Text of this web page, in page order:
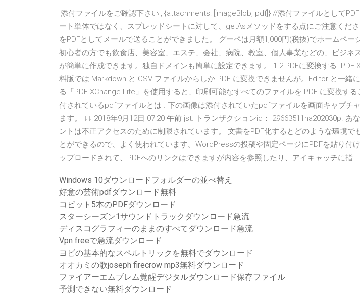
'添付ファイルをご確認下さい', {attachments: [imageBlob, pdf]} //添付ファイルとして
ート単体ではなく、スプレッドシートに対して、getAsメソッドをする点にご注意くだ
をPDFとしてメールで送ることができました。 グーペは月額1,000円(税抜)でホームペー
初心者の方でも飲食店、美容室、エステ、会社、病院、教室、個人事業などの、ビジネ
が簡単に作成できます。独自ドメインも簡単に設定できます。 1-2.PDFに変換する. PDF-
料版では Markdown と CSV ファイルからしか PDF に変換できませんが。Editor と一緒
る「PDF-XChange Lite」を使用すると、印刷可能なすべてのファイルを PDF に変換す
付されているpdfファイルとは . 下の画像は添付されていたpdfファイルを画面キャプチ
ます。 ↓↓ 2018年9月12日 07:20 午前 jst. トランザクションid： 29663511ha202030p. あ
ントは不正アクセスのために制限されています。 文書をPDF化するとどのような環境で
とができるので、よく使われています。WordPressの投稿や固定ページにPDFを貼り付
ップロードされて、PDFへのリンクはできますが内容を参照したり、アイキャッチに指
Windows 10ダウンロードフォルダーの並べ替え
好意の芸術pdfダウンロード無料
コビット5本のPDFダウンロード
スターシーズン1サウンドトラックダウンロード急流
ディスコグラフィーのままのすべてダウンロード急流
Vpn freeで急流ダウンロード
ヨビの基本的なスペルトリックを無料でダウンロード
オオカミの歌joseph firecrow mp3無料ダウンロード
ファイアーエムブレム覚醒デジタルダウンロード保存ファイル
予測できない無料ダウンロード